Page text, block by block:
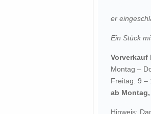
er
Ein Stück
Vorverkauf
Montag –
Freitag: 9 –
ab
Hinweis: